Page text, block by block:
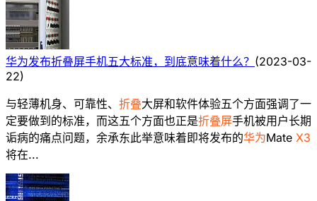
华为发布折叠屏手机五大标准，到底意味着什么？ (2023-03-
22)
与轻薄机身、可靠性、 折叠大屏和软件体验五个方面强调了一
定要做到的标准，而这五个方面也正是折叠屏手机被用户长期
诟病的痛点问题，余承东此举意味着即将发布的华为Mate X3
将在...